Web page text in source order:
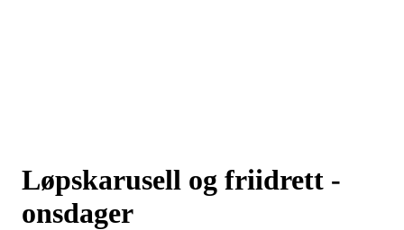
Løpskarusell og friidrett -
onsdager